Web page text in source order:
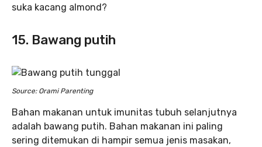
suka kacang almond?
15. Bawang putih
Source: Orami Parenting
Bahan makanan untuk imunitas tubuh selanjutnya
adalah bawang putih. Bahan makanan ini paling
sering ditemukan di hampir semua jenis masakan,